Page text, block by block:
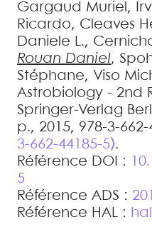
Gargaud Muriel ,
Ricardo, Cleaves
Daniele L.,
Rouan Daniel,
Stéphane, Viso
Astrobiology - 2nd
Springer-Verlag
p., 2015, 978-3-662-
3-662-44185-5⟩.
Référence DOI :
5
Référence ADS :
Référence HAL :